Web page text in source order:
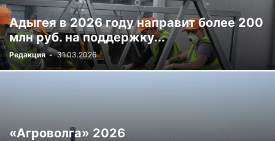
Адыгея в 2026 году направит более 200
млн руб. на поддержку...
Редакция - 31.03.2026
«Агроволга» 2026